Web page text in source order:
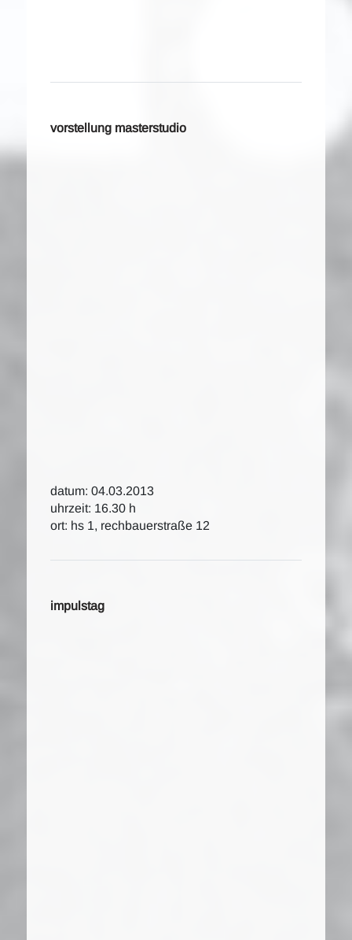
vorstellung masterstudio
datum: 04.03.2013
uhrzeit: 16.30 h
ort: hs 1, rechbauerstraße 12
impulstag